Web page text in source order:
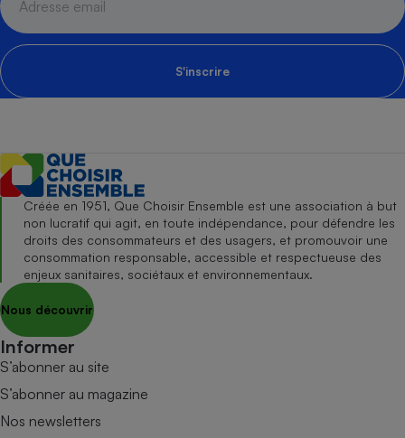
S'inscrire
Créée en 1951, Que Choisir Ensemble est une association à but
non lucratif qui agit, en toute indépendance, pour défendre les
droits des consommateurs et des usagers, et promouvoir une
consommation responsable, accessible et respectueuse des
enjeux sanitaires, sociétaux et environnementaux.
Nous découvrir
Informer
S’abonner au site
S’abonner au magazine
Nos newsletters